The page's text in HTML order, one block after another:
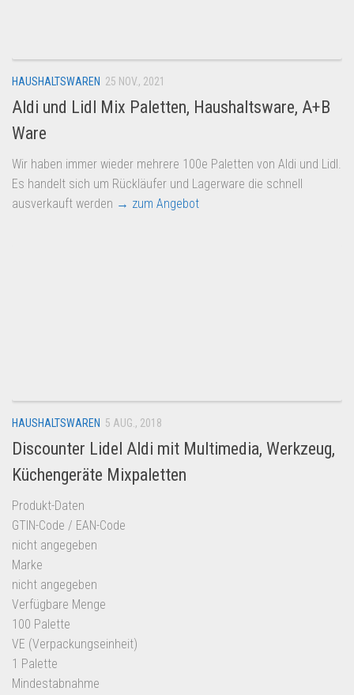
Amazon
Aldi
Lidl
Kostenlos verkaufen
Anmelden
HAUSHALTSWAREN 25 NOV., 2021
Aldi und Lidl Mix Paletten, Haushaltsware, A+B
Ware
Wir haben immer wieder mehrere 100e Paletten von Aldi und Lidl.
Es handelt sich um Rückläufer und Lagerware die schnell
ausverkauft werden → zum Angebot
HAUSHALTSWAREN 5 AUG., 2018
Discounter Lidel Aldi mit Multimedia, Werkzeug,
Küchengeräte Mixpaletten
Produkt-Daten
GTIN-Code / EAN-Code
nicht angegeben
Marke
nicht angegeben
Verfügbare Menge
100 Palette
VE (Verpackungseinheit)
1 Palette
Mindestabnahme